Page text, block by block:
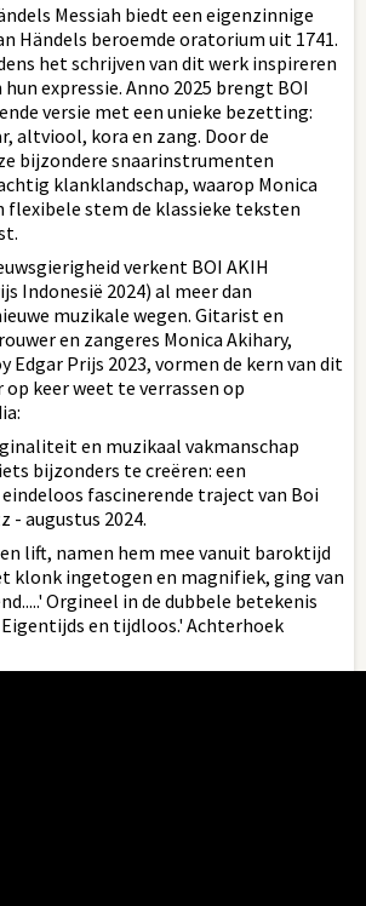
Messiah biedt een eigenzinnige
Händels beroemde oratorium uit 1741.
het schrijven van dit werk inspireren
expressie. Anno 2025 brengt BOI
versie met een unieke bezetting:
altviool, kora en zang. Door de
bijzondere snaarinstrumenten
klanklandschap, waarop Monica
flexibele stem de klassieke teksten
verkent BOI AKIH
Indonesië 2024) al meer dan
muzikale wegen. Gitarist en
en zangeres Monica Akihary,
Edgar Prijs 2023, vormen de kern van dit
keer weet te verrassen op
en muzikaal vakmanschap
bijzonders te creëren: een
fascinerende traject van Boi
- augustus 2024.
lift, namen hem mee vanuit baroktijd
klonk ingetogen en magnifiek, ging van
Orgineel in de dubbele betekenis
en tijdloos.' Achterhoek